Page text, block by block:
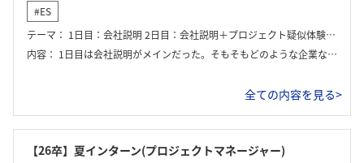
#ES
テーマ： 1日目：会社説明 2日目：会社説明＋プロジェクト疑似体験ゲーム（EPC体験ゲーム）
内容： 1日目は会社説明がメインだった。そもそもどのような企業なのか、そして業界の中でどういう立ち位置なのか、詳しく理解できた。 2日目は会社説明が簡単に会った後、EPC体験ゲームを行った。チームに分かれて設計・調達・建設を体験し、実際の開発を体験した。
全ての内容を見る>
【26卒】夏インターン(プロジェクトマネージャー)